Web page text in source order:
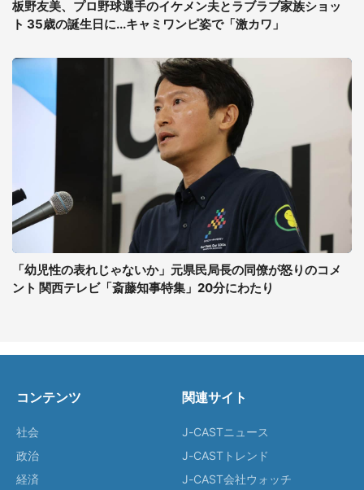
板野友美、プロ野球選手のイケメン夫とラブラブ家族ショッ
ト 35歳の誕生日に...キャミワンピ姿で「激カワ」
「幼児性の表れじゃないか」元県民局長の同僚が怒りのコメ
ント 関西テレビ「斎藤知事特集」20分にわたり
コンテンツ
社会
政治
経済
関連サイト
J-CASTニュース
J-CASTトレンド
J-CAST会社ウォッチ